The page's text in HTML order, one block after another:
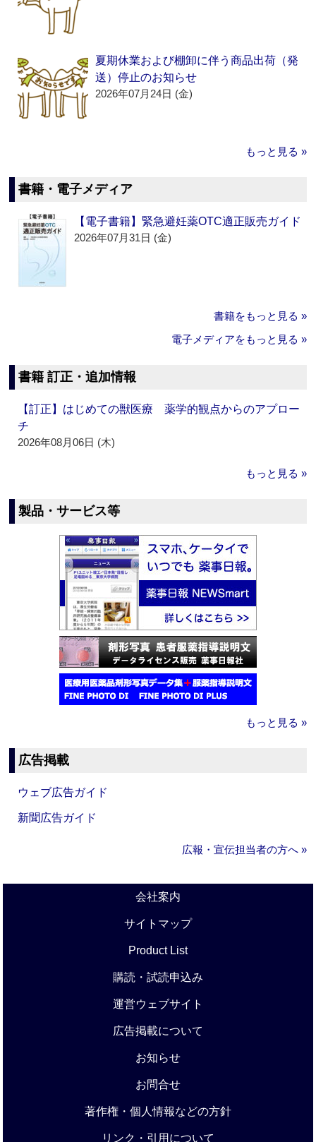
夏期休業および棚卸に伴う商品出荷（発
送）停止のお知らせ
2026年07月24日 (金)
もっと見る »
書籍・電子メディア
【電子書籍】緊急避妊薬OTC適正販売ガイド
2026年07月31日 (金)
書籍をもっと見る »
電子メディアをもっと見る »
書籍 訂正・追加情報
【訂正】はじめての獣医療 薬学的観点からのアプロー
チ
2026年08月06日 (木)
もっと見る »
製品・サービス等
もっと見る »
広告掲載
ウェブ広告ガイド
新聞広告ガイド
広報・宣伝担当者の方へ »
会社案内
サイトマップ
Product List
購読・試読申込み
運営ウェブサイト
広告掲載について
お知らせ
お問合せ
著作権・個人情報などの方針
リンク・引用について